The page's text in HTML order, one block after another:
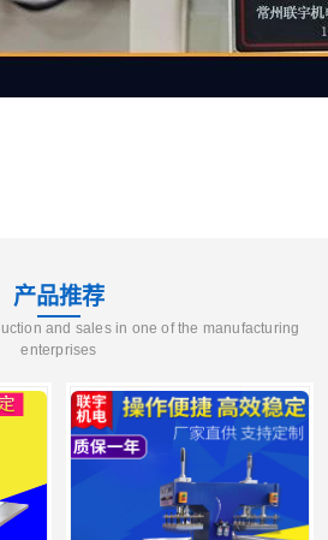
产品推荐
and sales in one of the manufacturing
enterprises